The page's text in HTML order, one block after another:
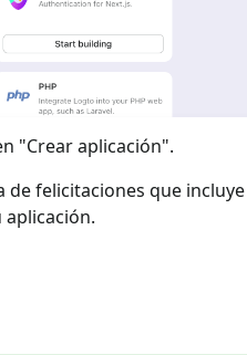
"Crear aplicación".
de felicitaciones que